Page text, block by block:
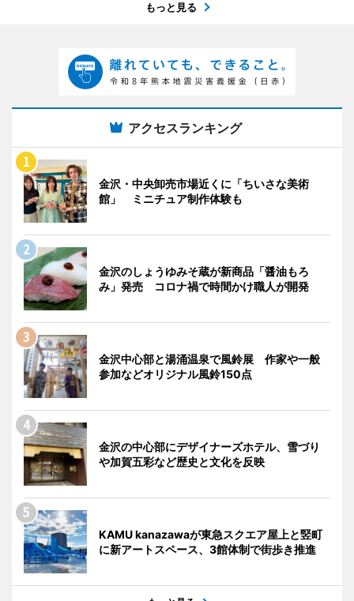
もっと見る
アクセスランキング
金沢・中央卸売市場近くに「ちいさな美術
館」 ミニチュア制作体験も
金沢のしょうゆみそ蔵が新商品「醤油もろ
み」発売 コロナ禍で時間かけ職人が開発
金沢中心部と湯涌温泉で風鈴展 作家や一般
参加などオリジナル風鈴150点
金沢の中心部にデザイナーズホテル、雪づり
や加賀五彩など歴史と文化を反映
KAMU kanazawaが東急スクエア屋上と竪町
に新アートスペース、3館体制で街歩き推進